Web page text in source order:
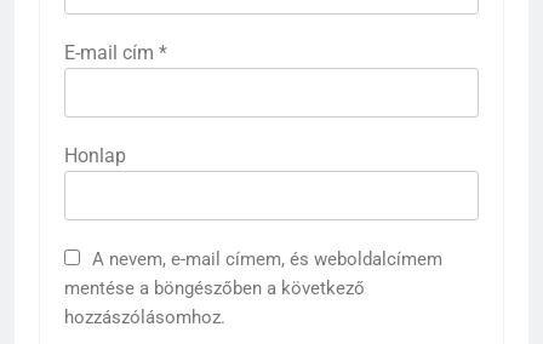
E-mail cím *
Honlap
A nevem, e-mail címem, és weboldalcímem
mentése a böngészőben a következő
hozzászólásomhoz.